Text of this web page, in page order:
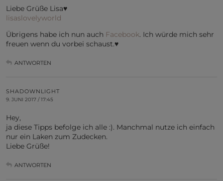
Liebe Grüße Lisa♥
lisaslovelyworld
Übrigens habe ich nun auch Facebook. Ich würde mich sehr
freuen wenn du vorbei schaust.♥
ANTWORTEN
SHADOWNLIGHT
9. JUNI 2017 / 17:45
Hey,
ja diese Tipps befolge ich alle :). Manchmal nutze ich einfach
nur ein Laken zum Zudecken.
Liebe Grüße!
ANTWORTEN